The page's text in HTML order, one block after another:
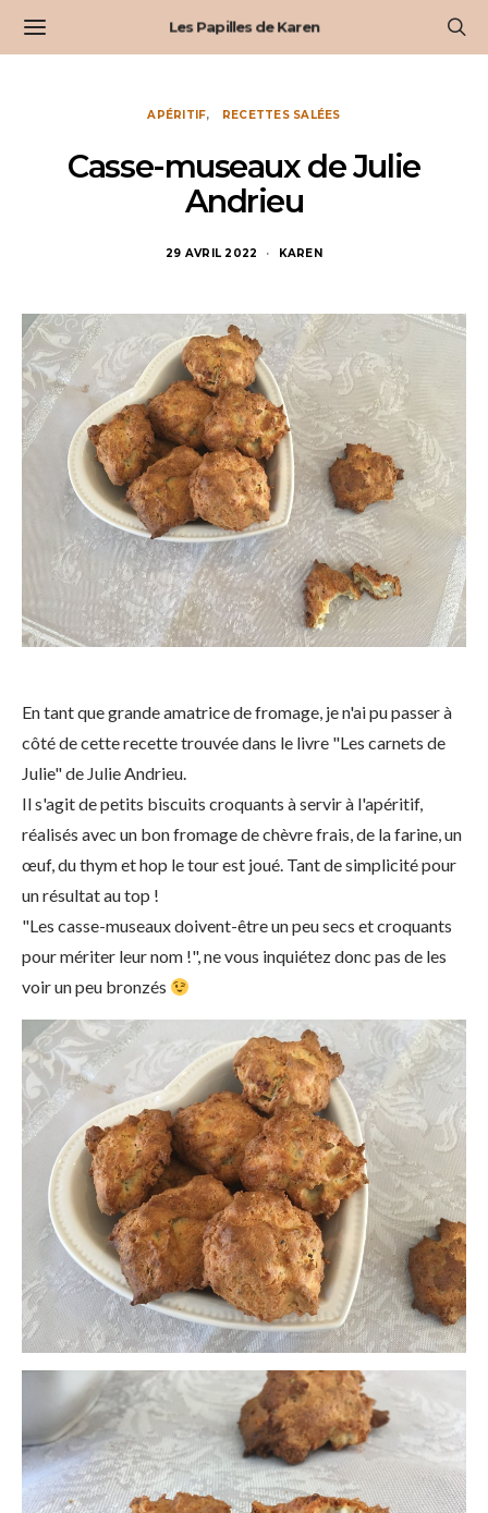
Les Papilles de Karen
APÉRITIF RECETTES SALÉES
Casse-museaux de Julie
Andrieu
29 AVRIL 2022 KAREN
En tant que grande amatrice de fromage, je n'ai pu passer à
côté de cette recette trouvée dans le livre "Les carnets de
Julie" de Julie Andrieu.
Il s'agit de petits biscuits croquants à servir à l'apéritif,
réalisés avec un bon fromage de chèvre frais, de la farine, un
œuf, du thym et hop le tour est joué. Tant de simplicité pour
un résultat au top !
"Les casse-museaux doivent-être un peu secs et croquants
pour mériter leur nom !", ne vous inquiétez donc pas de les
voir un peu bronzés